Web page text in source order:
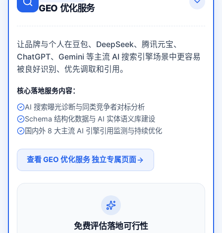
GEO 优化服务
让品牌与个人在豆包、DeepSeek、腾讯元宝、
ChatGPT、Gemini 等主流 AI 搜索引擎场景中更容易
被良好识别、优先调取和引用。
核心落地服务内容：
AI 搜索曝光诊断与同类竞争者对标分析
Schema 结构化数据与 AI 实体语义库建设
国内外 8 大主流 AI 引擎引用监测与持续优化
查看GEO 优化服务独立专属页面
免费评估落地可行性